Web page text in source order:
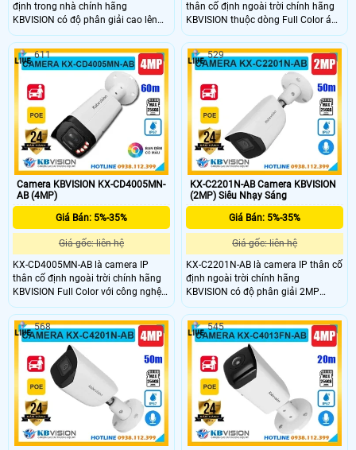
định trong nhà chính hãng
KBVISION có độ phân giải cao lên
đến 8MP cho hình ảnh sắc nét.
Camera tích hợp hồng ngoại 40m,
mic ghi âm, khe cắm thẻ nhớ lên
đến 256GB và công nghệ phân biệt
người, xe thông minh. Hỗ trợ POE,
vỏ kim loại chắc chắn, camera KX-
C8204MN là lựa chọn giá rẻ, chất
lượng cao cho giải pháp giám sát
an ninh.
thân cố định ngoài trời chính hãng
KBVISION thuộc dòng Full Color ánh
sáng kép thông minh. Camera có độ
phân giải 2MP, tầm nhìn hồng ngoại
lên đến 60m, hỗ trợ khe cắm thẻ nhớ
lên đến 256GB, phân biệt được
người và xe. Với thiết kế vỏ kim loại
chắc chắn, chuẩn chống nước IP67,
tích hợp POE và giá thành cực kỳ
hợp lý đây là lựa chọn tối ưu cho
giám sát an ninh.
Camera KBVISION KX-CD4005MN-
AB (4MP)
Giá Bán: 5%-35%
Giá gốc: liên hệ
KX-CD4005MN-AB là camera IP
thân cố định ngoài trời chính hãng
KBVISION Full Color với công nghệ
ánh sáng kép thông minh. Camera
có độ phân giải 4MP hỗ trợ hồng
ngoại ban đêm lên đến 60m, tích
hợp khe cắm thẻ nhớ tối đa 256GB
và khả năng phân biệt người và xe
chính xác. Với vỏ kim loại chắc chắn
chuẩn IP67, hỗ trợ POE, KX-
CD4005MN-AB là lựa chọn camera
giá rẻ, bền bỉ và hiệu quả.
611
KX-C2201N-AB Camera KBVISION
(2MP) Siêu Nhạy Sáng
Giá Bán: 5%-35%
Giá gốc: liên hệ
KX-C2201N-AB là camera IP thân cố
định ngoài trời chính hãng
KBVISION có độ phân giải 2MP
cùng tầm nhìn hồng ngoại lên đến
50m. Camera hỗ trợ khe cắm thẻ
nhớ tối đa 256GB, tích hợp micro ghi
âm và tính năng phân biệt người và
xe thông minh. Với thiết kế vỏ kim
loại chuẩn IP67 chống nước, hỗ trợ
POE, camera giá rẻ phù hợp cho
nhiều nhu cầu giám sát an ninh
hiệu quả.
529
568 545